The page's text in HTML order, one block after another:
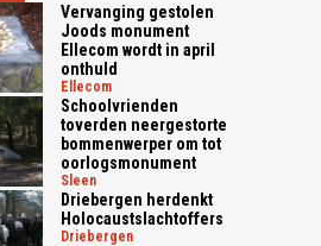
Vervanging gestolen
Joods monument
Ellecom wordt in april
onthuld
ellecom
Schoolvrienden
toverden neergestorte
bommenwerper om tot
oorlogsmonument
sleen
Driebergen herdenkt
Holocaustslachtoffers
driebergen